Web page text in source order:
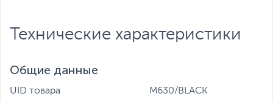
ощущение объемного
Инновационной технология
Технические характеристики
Общие данные
UID товара M630/BLACK